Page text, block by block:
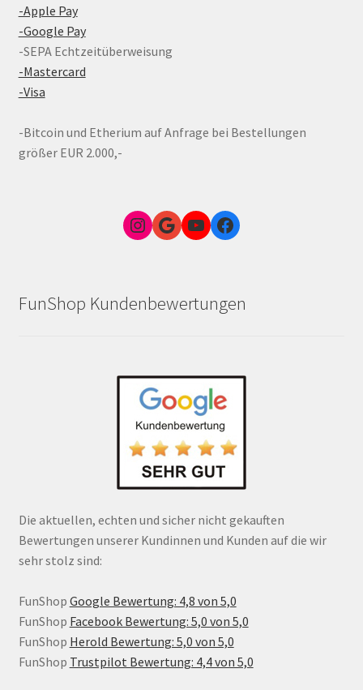
-Apple Pay
-Google Pay
-SEPA Echtzeitüberweisung
-Mastercard
-Visa
-Bitcoin und Etherium auf Anfrage bei Bestellungen
größer EUR 2.000,-
Instagram
Google Link zum FunShop WienYouTubeFacebook
FunShop Kundenbewertungen
Die aktuellen, echten und sicher nicht gekauften
Bewertungen unserer Kundinnen und Kunden auf die wir
sehr stolz sind:
FunShop Google Bewertung: 4,8 von 5,0
FunShop Facebook Bewertung: 5,0 von 5,0
FunShop Herold Bewertung: 5,0 von 5,0
FunShop Trustpilot Bewertung: 4,4 von 5,0